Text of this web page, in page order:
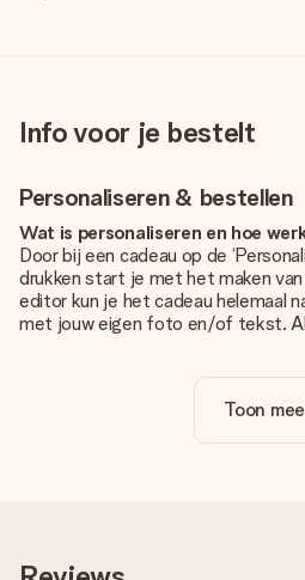
Info voor je bestelt
Personaliseren & bestellen
Wat is personaliseren en hoe
Door bij een cadeau op de
drukken start je met het maken
editor kun je het cadeau helemaal
met jouw eigen foto en/of tekst.
Is personalisatie in de prijs
De prijs die op de website wordt
te gebruiken. Als je niet zeker bent
Toon